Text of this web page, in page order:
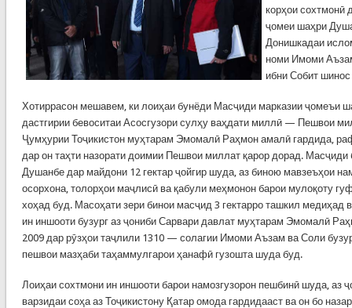
корҳои сохтмонӣ
ҷомеи шаҳри
Донишкадаи
номи Имоми
ибни Собит
Хотиррасон мешавем, ки лоиҳаи бунёди Масҷиди марказии ҷомеъи
дастгирии бевоситаи Асосгузори сулҳу ваҳдати миллӣ — Пешвои
Ҷумҳурии Тоҷикистон муҳтарам Эмомалӣ Раҳмон амалӣ гардида,
дар он таҳти назорати доимии Пешвои миллат қарор дорад. Масҷиди
Душанбе дар майдони 12 гектар ҷойгир шуда, аз биною мавзеъҳои
осорхона, толорҳои маҷлисӣ ва қабули меҳмонон барои мулоқоту
хоҳад буд. Масоҳати зери бинои масҷид 3 гектарро ташкил медиҳад
ин иншооти бузург аз ҷониби Сарвари давлат муҳтарам Эмомалӣ
2009 дар рӯзҳои таҷлили 1310 — солагии Имоми Аъзам ва Соли
пешвои мазҳаби таҳаммулгарои ҳанафӣ гузошта шуда буд.
Лоиҳаи сохтмони ин иншооти барои намозгузорон пешбинӣ шуда, аз
варзидаи соҳа аз Тоҷикистону Қатар омода гардидааст ва он бо